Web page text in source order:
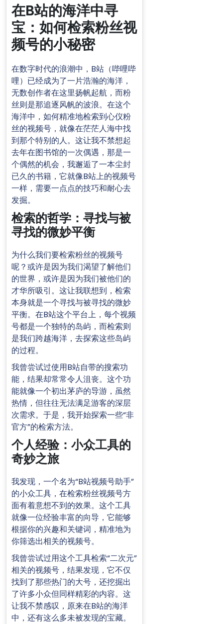
在B站的海洋中寻
宝：如何检索粉丝视
频号的小秘密
在数字时代的浪潮中，B站（哔哩哔
哩）已经成为了一片浩瀚的海洋，
无数创作者在这里扬帆起航，而粉
丝则是那追逐风帆的波浪。在这个
海洋中，如何精准地检索到心仪粉
丝的视频号，就像在茫茫人海中找
到那个特别的人。这让我不禁想起
去年在图书馆的一次偶遇，那是一
个偶然的机会，我邂逅了一本尘封
已久的书籍，它就像B站上的视频号
一样，需要一点点的技巧和耐心去
发掘。
检索的哲学：寻找与被
寻找的微妙平衡
为什么我们要检索粉丝的视频号
呢？或许是因为我们渴望了解他们
的世界，或许是因为我们被他们的
才华所吸引。这让我联想到，检索
本身就是一个寻找与被寻找的微妙
平衡。在B站这个平台上，每个视频
号都是一个独特的岛屿，而检索则
是我们跨越海洋，去探索这些岛屿
的过程。
我曾尝试过使用B站自带的搜索功
能，结果却常常令人沮丧。这个功
能就像一个初出茅庐的导游，虽然
热情，但往往无法满足游客的深层
次需求。于是，我开始探索一些“非
官方”的检索方法。
个人经验：小众工具的
奇妙之旅
我发现，一个名为“B站视频号助手”
的小众工具，在检索粉丝视频号方
面有着意想不到的效果。这个工具
就像一位经验丰富的向导，它能够
根据你的兴趣和关键词，精准地为
你筛选出相关的视频号。
我曾尝试过用这个工具检索“二次元”
相关的视频号，结果发现，它不仅
找到了那些热门的大号，还挖掘出
了许多小众但同样精彩的内容。这
让我不禁感叹，原来在B站的海洋
中，还有这么多未被发现的宝藏。